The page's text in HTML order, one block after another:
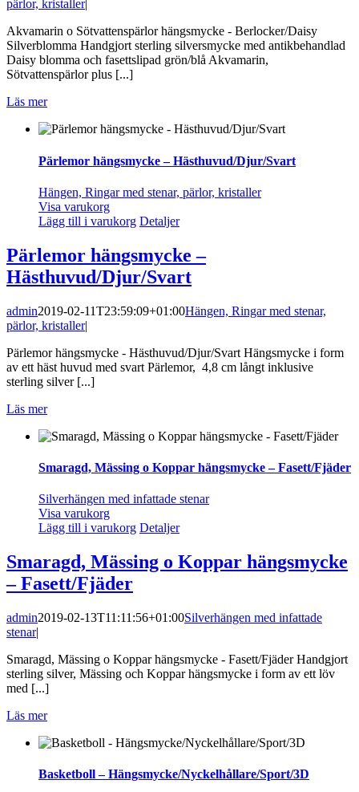
pärlor, kristaller|
Akvamarin o Sötvattenspärlor hängsmycke - Berlocker/Daisy
Silverblomma Handgjort sterling silversmycke med antikbehandlad
Daisy blomma och fasettslipad grön/blå Akvamarin,
Sötvattenspärlor plus [...]
Läs mer
Pärlemor hängsmycke – Hästhuvud/Djur/Svart
Hängen, Ringar med stenar, pärlor, kristaller
Visa varukorg
Lägg till i varukorg Detaljer
Pärlemor hängsmycke –
Hästhuvud/Djur/Svart
admin2019-02-11T23:59:09+01:00Hängen, Ringar med stenar,
pärlor, kristaller|
Pärlemor hängsmycke - Hästhuvud/Djur/Svart Hängsmycke i form
av ett häst huvud med svart Pärlemor, 4,8 cm långt inklusive
sterling silver [...]
Läs mer
Smaragd, Mässing o Koppar hängsmycke – Fasett/Fjäder
Silverhängen med infattade stenar
Visa varukorg
Lägg till i varukorg Detaljer
Smaragd, Mässing o Koppar hängsmycke
– Fasett/Fjäder
admin2019-02-13T11:11:56+01:00Silverhängen med infattade
stenar|
Smaragd, Mässing o Koppar hängsmycke - Fasett/Fjäder Handgjort
sterling silver, Mässing och Koppar hängsmycke i form av ett löv
med [...]
Läs mer
Basketboll – Hängsmycke/Nyckelhållare/Sport/3D